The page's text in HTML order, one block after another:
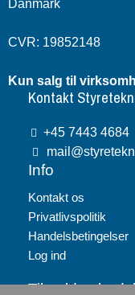
Danmark
CVR: 19852148
Kun salg til
Kontakt
+45 7443 4684
Info
Kontakt os
Privatlivspolitik
Handelsbetingelser
Log ind
Tilmeld